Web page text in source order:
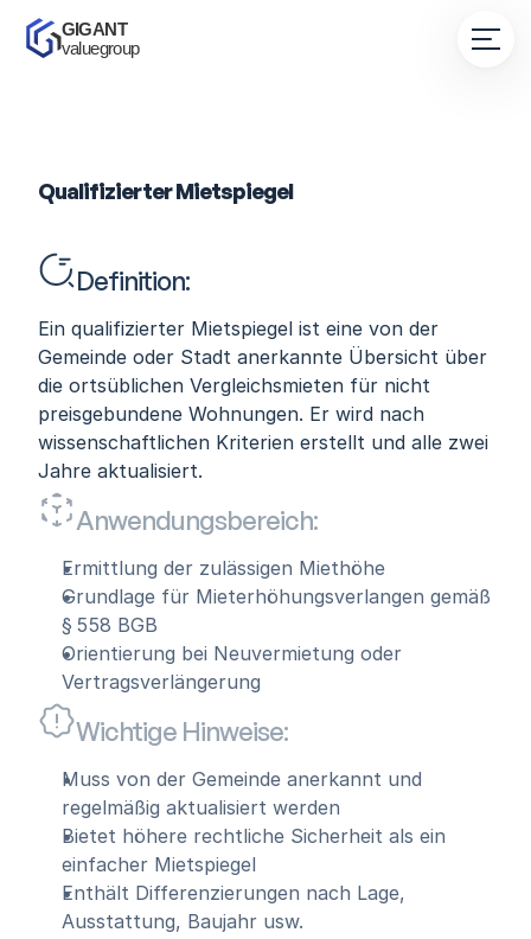
Qualifizierter Mietspiegel
Definition:
Ein qualifizierter Mietspiegel ist eine von der
Gemeinde oder Stadt anerkannte Übersicht über
die ortsüblichen Vergleichsmieten für nicht
preisgebundene Wohnungen. Er wird nach
wissenschaftlichen Kriterien erstellt und alle zwei
Jahre aktualisiert.
Anwendungsbereich:
Ermittlung der zulässigen Miethöhe
Grundlage für Mieterhöhungsverlangen gemäß
§ 558 BGB
Orientierung bei Neuvermietung oder
Vertragsverlängerung
Wichtige Hinweise:
Muss von der Gemeinde anerkannt und
regelmäßig aktualisiert werden
Bietet höhere rechtliche Sicherheit als ein
einfacher Mietspiegel
Enthält Differenzierungen nach Lage,
Ausstattung, Baujahr usw.
GIGANT
valuegroup